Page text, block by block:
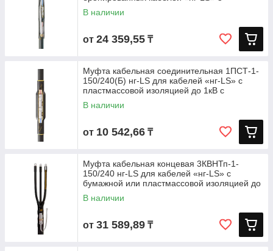
пластмассовой
В наличии
от 24 359,55 ₸
Муфта кабельная соединительная 1ПСТ-1-
150/240(Б) нг-LS для кабелей «нг-LS» с
пластмассовой изоляцией до 1кВ с
В наличии
от 10 542,66 ₸
Муфта кабельная концевая 3КВНТп-1-
150/240 нг-LS для кабелей «нг-LS» с
бумажной или пластмассовой изоляцией до
В наличии
от 31 589,89 ₸